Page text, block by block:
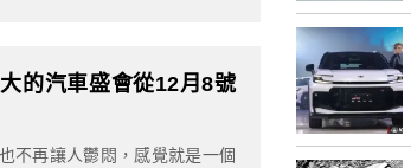
的汽車盛會從12月8號
不再讓人鬱悶，感覺就是一個